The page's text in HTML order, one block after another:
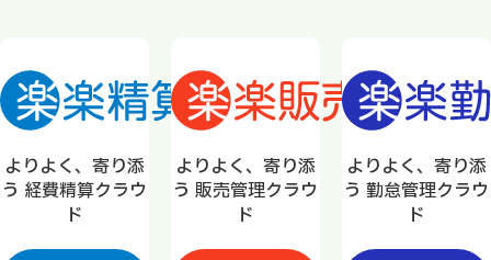
よりよく、寄り添
う 経費精算クラウ
ド
よりよく、寄り添
う 販売管理クラウ
ド
よりよく、寄り添
う 勤怠管理クラウ
ド